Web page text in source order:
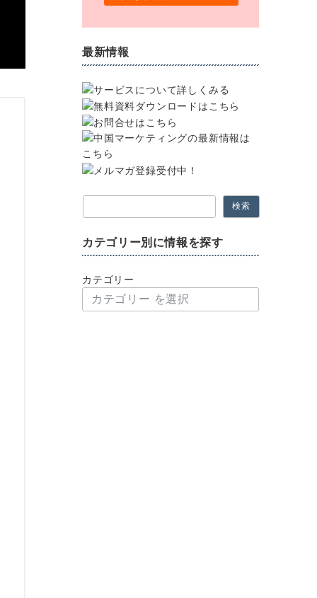
最新情報
検索
カテゴリー別に情報を探す
カテゴリー